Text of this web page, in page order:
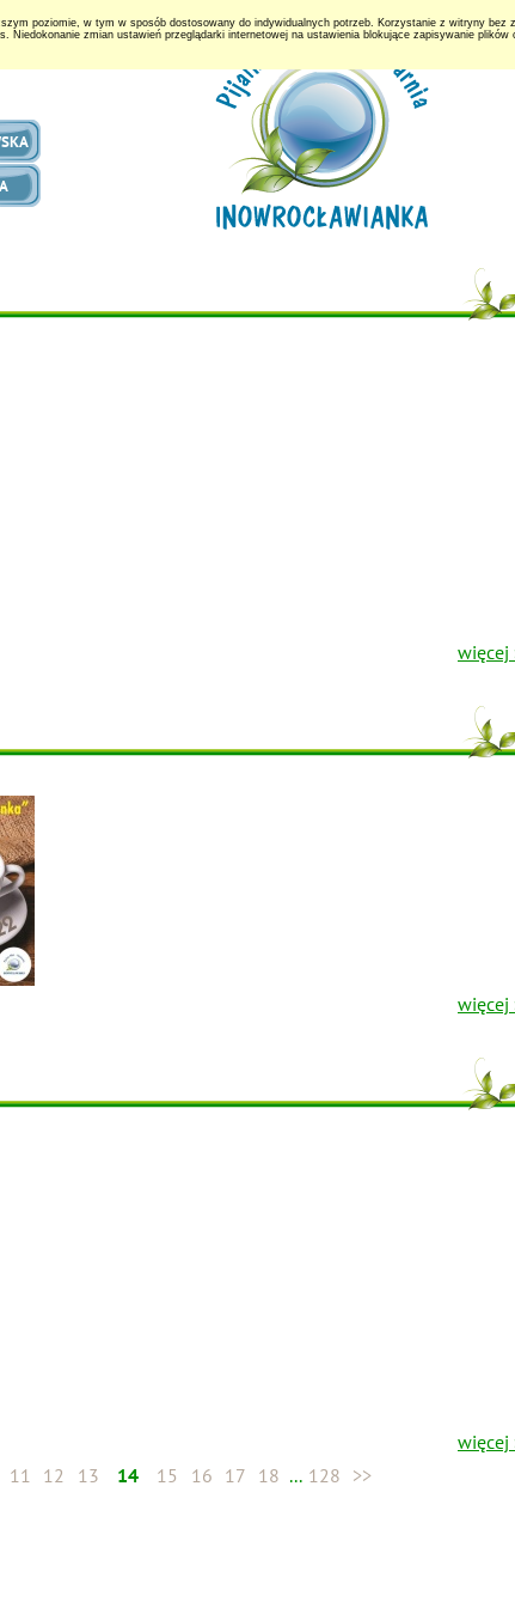
więcej
więcej
więcej
11 12 13 14 15 16 17 18 ... 128 >>
poziomie, w tym w sposób dostosowany do indywidualnych potrzeb. Korzystanie z witryny
zmian ustawień przeglądarki internetowej na ustawienia blokujące zapisywanie